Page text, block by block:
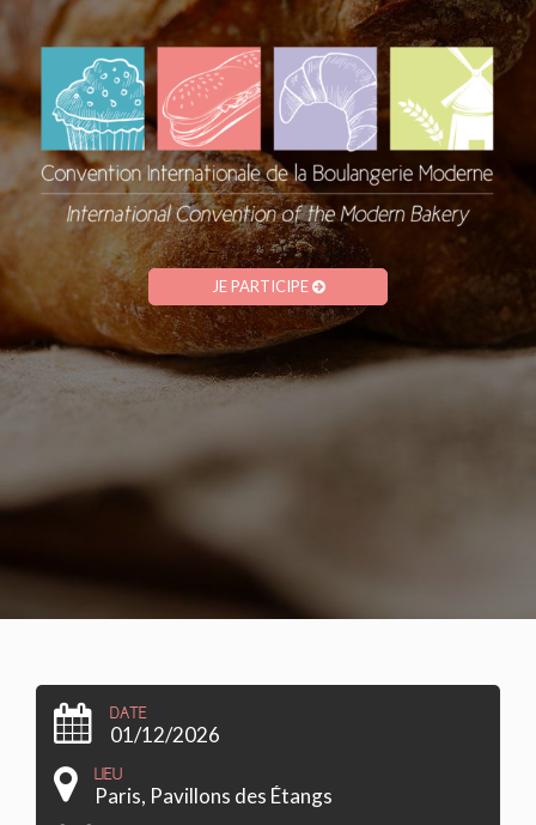
JE PARTICIPE
DATE
01/12/2026
LIEU
Paris, Pavillons des Étangs